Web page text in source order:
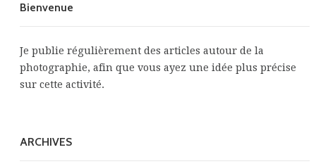
Bienvenue
Je publie régulièrement des articles autour de la
photographie, afin que vous ayez une idée plus précise
sur cette activité.
ARCHIVES